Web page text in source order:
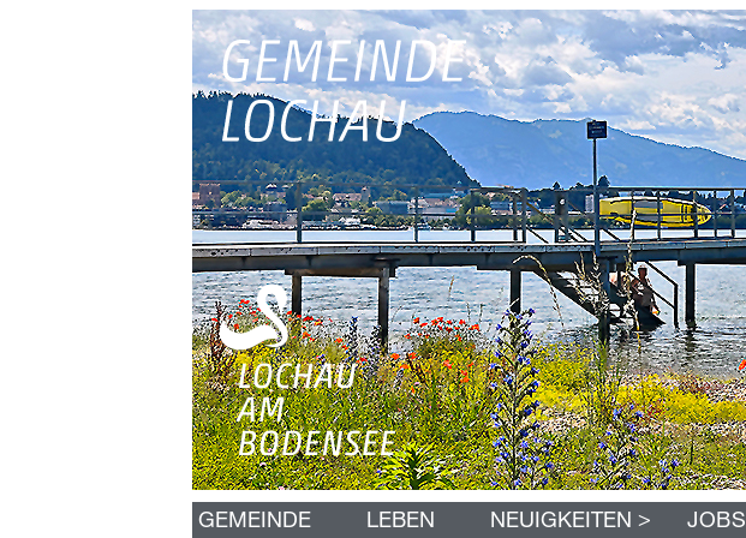
N
GEMEINDE LEBEN NEUIGKEITEN > JOBS